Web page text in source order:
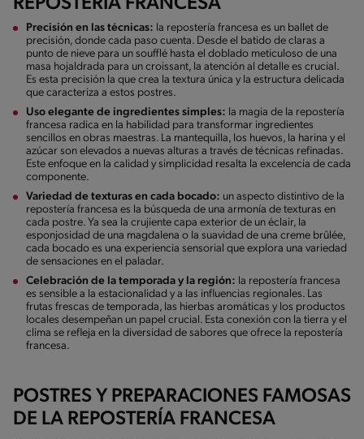
REPOSTERÍA FRANCESA
Precisión en las técnicas: la repostería francesa es un ballet de
precisión, donde cada paso cuenta. Desde el batido de claras a
punto de nieve para un soufflé hasta el doblado meticuloso de una
masa hojaldrada para un croissant, la atención al detalle es crucial.
Es esta precisión la que crea la textura única y la estructura delicada
que caracteriza a estos postres.
Uso elegante de ingredientes simples: la magia de la repostería
francesa radica en la habilidad para transformar ingredientes
sencillos en obras maestras. La mantequilla, los huevos, la harina y el
azúcar son elevados a nuevas alturas a través de técnicas refinadas.
Este enfoque en la calidad y simplicidad resalta la excelencia de cada
componente.
Variedad de texturas en cada bocado: un aspecto distintivo de la
repostería francesa es la búsqueda de una armonía de texturas en
cada postre. Ya sea la crujiente capa exterior de un éclair, la
esponjosidad de una magdalena o la suavidad de una creme brûlée,
cada bocado es una experiencia sensorial que explora una variedad
de sensaciones en el paladar.
Celebración de la temporada y la región: la repostería francesa
es sensible a la estacionalidad y a las influencias regionales. Las
frutas frescas de temporada, las hierbas aromáticas y los productos
locales desempeñan un papel crucial. Esta conexión con la tierra y el
clima se refleja en la diversidad de sabores que ofrece la repostería
francesa.
POSTRES Y PREPARACIONES FAMOSAS
DE LA REPOSTERÍA FRANCESA